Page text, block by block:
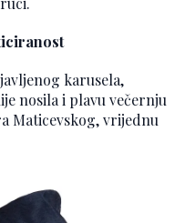
karusela,
nosila i plavu večernju
Maticevskog, vrijednu